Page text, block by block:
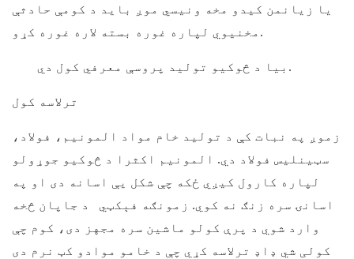
یا زیانمن کیدو مخه ونیسي موږ باید د کومې حادثې
مخنیوي لپاره غوره بسته لاره غوره کړو.
بیا د څوکیو تولید پروسې معرفي کول دي.
ترلاسه کول
زموږ په نبات کې د تولید خام مواد المونیم، فولاد،
سټینلیس فولاد دي. المونیم اکثرا د څوکیو جوړولو
لپاره کارول کیږي ځکه چې شکل یې اسانه دی او په
اسانۍ سره زنګ نه کوي. زمونګه فېکټي
د جاپان څخه
وارد شوي د پرې کولو ماشین سره مجهز دی، کوم چې
کولی شي ډاډ ترلاسه کړي چې د خامو موادو کټ نرم دی